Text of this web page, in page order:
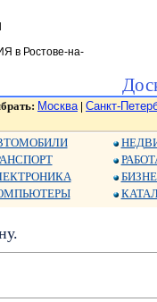
Ростове-на-
Москва| Санкт-